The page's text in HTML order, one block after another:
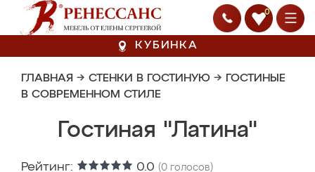
0
КУБИНКА
ГЛАВНАЯ → СТЕНКИ В ГОСТИНУЮ → ГОСТИНЫЕ
В СОВРЕМЕННОМ СТИЛЕ
Гостиная "Латина"
Рейтинг: 0.0 (0 голосов)